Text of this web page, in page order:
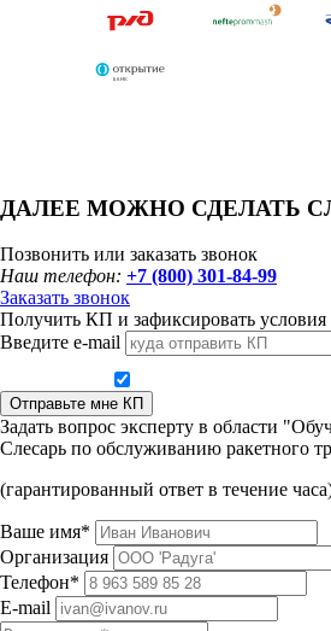
ДАЛЕЕ МОЖНО СДЕЛАТЬ
Позвонить или заказать звонок
Наш телефон: +7 (800) 301-84-99
Заказать звонок
Получить КП и зафиксировать условия
Введите e-mail
Отправьте мне КП
Задать вопрос эксперту в области
Слесарь по обслуживанию ракетного
(гарантированный ответ в течение
Ваше имя*
Организация
Телефон*
E-mail